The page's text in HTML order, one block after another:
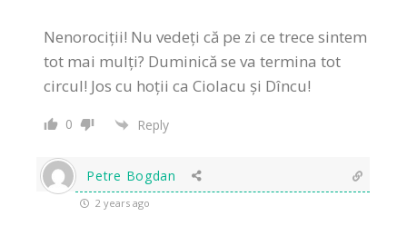
Nenorociții! Nu vedeți că pe zi ce trece sintem
tot mai mulți? Duminică se va termina tot
circul! Jos cu hoții ca Ciolacu și Dîncu!
0 Reply
Petre Bogdan
2 years ago